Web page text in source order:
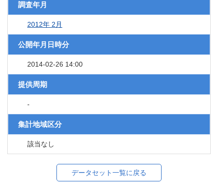
調査年月
2012年 2月
公開年月日時分
2014-02-26 14:00
提供周期
-
集計地域区分
該当なし
データセット一覧に戻る